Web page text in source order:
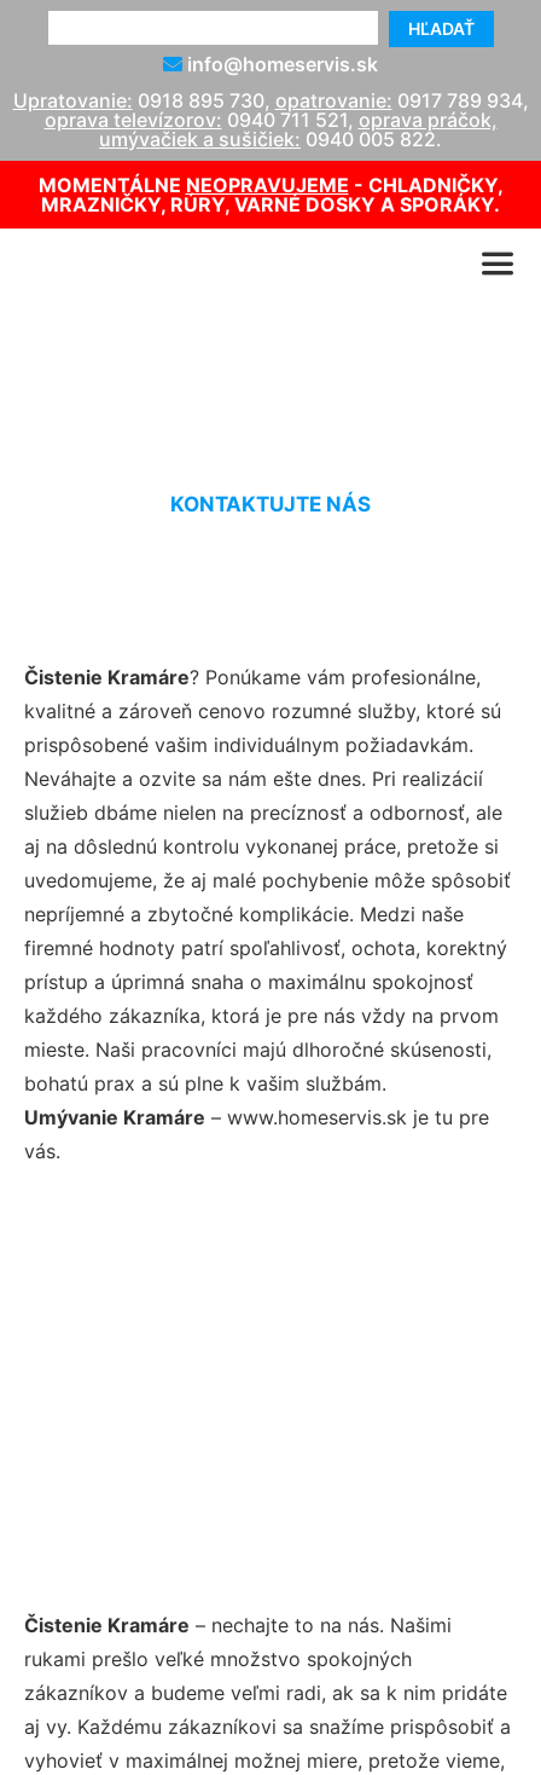
HĽADAŤ
info@homeservis.sk
Upratovanie: 0918 895 730, opatrovanie: 0917 789 934,
oprava televízorov: 0940 711 521, oprava práčok,
umývačiek a sušičiek: 0940 005 822.
MOMENTÁLNE NEOPRAVUJEME - CHLADNIČKY,
MRAZNIČKY, RÚRY, VARNÉ DOSKY A SPORÁKY.
KONTAKTUJTE NÁS
Čistenie Kramáre? Ponúkame vám profesionálne,
kvalitné a zároveň cenovo rozumné služby, ktoré sú
prispôsobené vašim individuálnym požiadavkám.
Neváhajte a ozvite sa nám ešte dnes. Pri realizácií
služieb dbáme nielen na precíznosť a odbornosť, ale
aj na dôslednú kontrolu vykonanej práce, pretože si
uvedomujeme, že aj malé pochybenie môže spôsobiť
nepríjemné a zbytočné komplikácie. Medzi naše
firemné hodnoty patrí spoľahlivosť, ochota, korektný
prístup a úprimná snaha o maximálnu spokojnosť
každého zákazníka, ktorá je pre nás vždy na prvom
mieste. Naši pracovníci majú dlhoročné skúsenosti,
bohatú prax a sú plne k vašim službám.
Umývanie Kramáre – www.homeservis.sk je tu pre
vás.
Čistenie Kramáre – nechajte to na nás. Našimi
rukami prešlo veľké množstvo spokojných
zákazníkov a budeme veľmi radi, ak sa k nim pridáte
aj vy. Každému zákazníkovi sa snažíme prispôsobiť a
vyhovieť v maximálnej možnej miere, pretože vieme,